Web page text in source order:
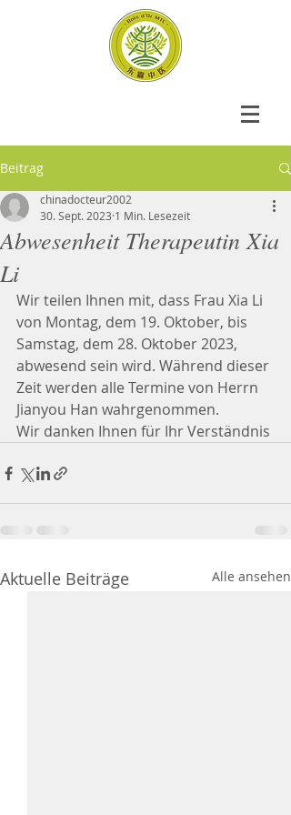
Beitrag
Abwesenheit Therapeutin Xia
Li
chinadocteur2002
30. Sept. 2023 1 Min. Lesezeit
Wir teilen Ihnen mit, dass Frau Xia Li
von Montag, dem 19. Oktober, bis
Samstag, dem 28. Oktober 2023,
abwesend sein wird. Während dieser
Zeit werden alle Termine von Herrn
Jianyou Han wahrgenommen.
Wir danken Ihnen für Ihr Verständnis
Aktuelle Beiträge Alle ansehen